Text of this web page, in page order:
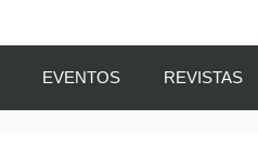
EVENTOS REVISTAS